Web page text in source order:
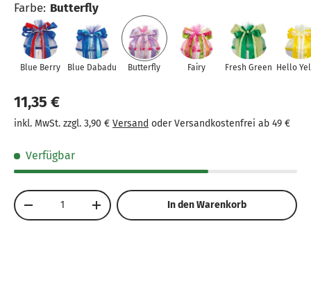
Ideal kombinierbar mit Feen-, Einhorn- oder
Blumen-Motiven
Verleiht der Schultüte eine feminine und verspielte
Note
Einschulungsdeko
Farbe: Butterfly
Blue Berry Blue Dabadu Butterfly Fairy Fresh Green Hello
11,35 €
inkl. MwSt. zzgl. 3,90 € Versand oder Versandkostenfrei ab 49 €
Verfügbar
Anzahl
-
+ In den Warenkorb